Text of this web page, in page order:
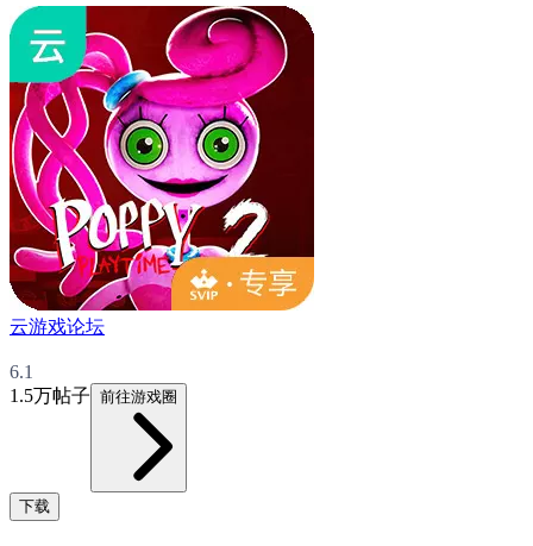
云游戏论坛
6.1
1.5万帖子 前往游戏圈
下载